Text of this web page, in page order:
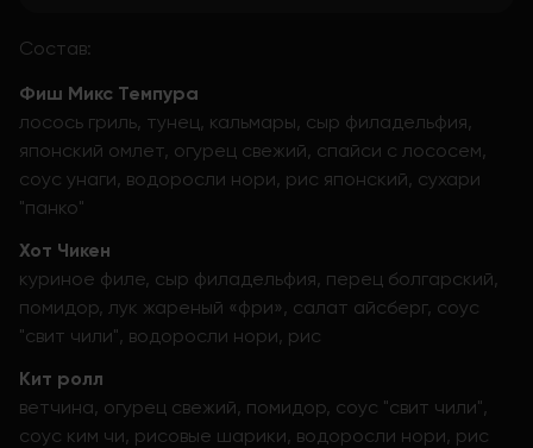
Состав:
Фиш Микс Темпура
лосось гриль, тунец, кальмары, сыр филадельфия,
японский омлет, огурец свежий, спайси с лососем,
соус унаги, водоросли нори, рис японский, сухари
"панко"
Хот Чикен
куриное филе, сыр филадельфия, перец болгарский,
помидор, лук жареный «фри», салат айсберг, соус
"свит чили", водоросли нори, рис
Кит ролл
ветчина, огурец свежий, помидор, соус "свит чили",
соус ким чи, рисовые шарики, водоросли нори, рис